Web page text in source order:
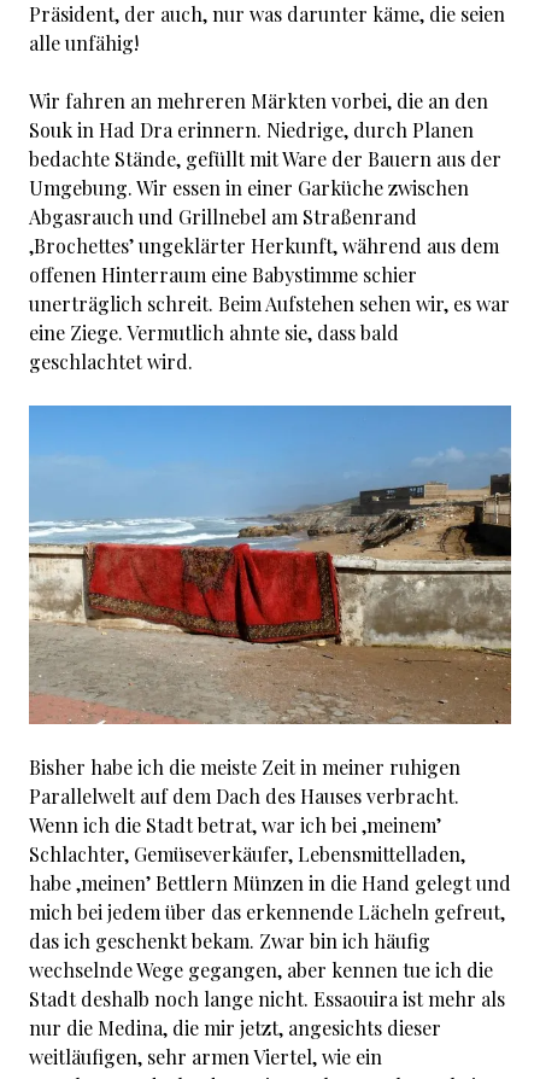
Präsident, der auch, nur was darunter käme, die seien
alle unfähig!
Wir fahren an mehreren Märkten vorbei, die an den
Souk in Had Dra erinnern. Niedrige, durch Planen
bedachte Stände, gefüllt mit Ware der Bauern aus der
Umgebung. Wir essen in einer Garküche zwischen
Abgasrauch und Grillnebel am Straßenrand
‚Brochettes’ ungeklärter Herkunft, während aus dem
offenen Hinterraum eine Babystimme schier
unerträglich schreit. Beim Aufstehen sehen wir, es war
eine Ziege. Vermutlich ahnte sie, dass bald
geschlachtet wird.
Bisher habe ich die meiste Zeit in meiner ruhigen
Parallelwelt auf dem Dach des Hauses verbracht.
Wenn ich die Stadt betrat, war ich bei ‚meinem’
Schlachter, Gemüseverkäufer, Lebensmittelladen,
habe ‚meinen’ Bettlern Münzen in die Hand gelegt und
mich bei jedem über das erkennende Lächeln gefreut,
das ich geschenkt bekam. Zwar bin ich häufig
wechselnde Wege gegangen, aber kennen tue ich die
Stadt deshalb noch lange nicht. Essaouira ist mehr als
nur die Medina, die mir jetzt, angesichts dieser
weitläufigen, sehr armen Viertel, wie ein